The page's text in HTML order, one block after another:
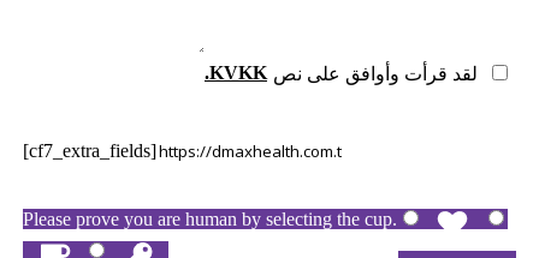
لقد قرأت وأوافق على نص .KVKK
[cf7_extra_fields]
Please prove you are human by selecting the cup.